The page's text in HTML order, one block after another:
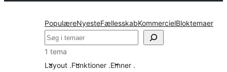
PopulæreNyesteFællesskabKommercielBloktemaer
Søg
1 tema
Layout .Funktioner .Emner .